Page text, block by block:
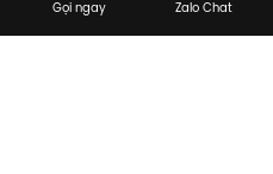
Gọi ngay Zalo Chat